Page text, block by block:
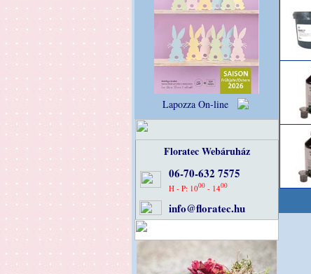
Lapozza On-line
Floratec Webáruház
06-70-632 7575
H - P: 1000- 1400
info@floratec.hu